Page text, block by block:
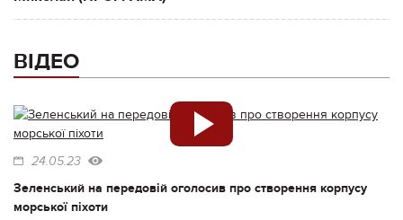
ВІДЕО
24.05.23
Зеленський на передовій оголосив про створення корпусу
морської піхоти